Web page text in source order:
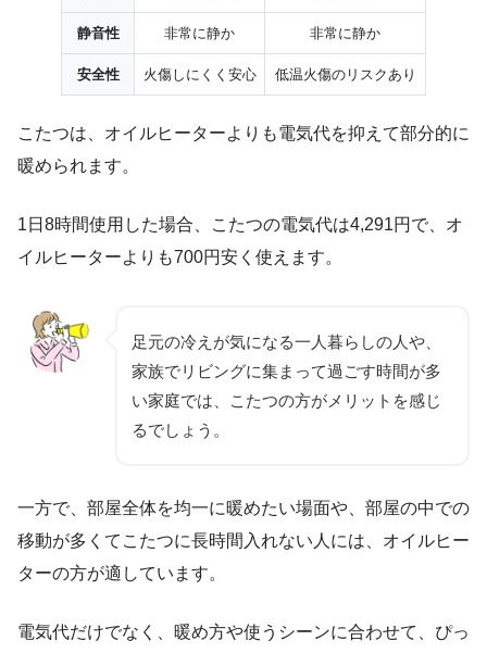
静音性 非常に静か 非常に静か
安全性 火傷しにくく安心 低温火傷のリスクあり
こたつは、オイルヒーターよりも電気代を抑えて部分的に
暖められます。
1日8時間使用した場合、こたつの電気代は4,291円で、オ
イルヒーターよりも700円安く使えます。
足元の冷えが気になる一人暮らしの人や、
家族でリビングに集まって過ごす時間が多
い家庭では、こたつの方がメリットを感じ
るでしょう。
一方で、部屋全体を均一に暖めたい場面や、部屋の中での
移動が多くてこたつに長時間入れない人には、オイルヒー
ターの方が適しています。
電気代だけでなく、暖め方や使うシーンに合わせて、ぴっ